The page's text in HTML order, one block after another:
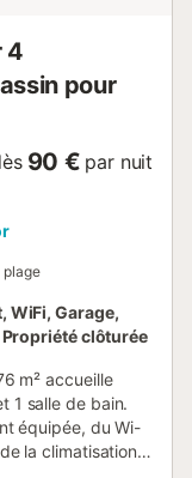
4
pour
90 € par nuit
plage
WiFi, Garage,
clôturée
m² accueille
1 salle de bain.
équipée, du Wi-
la climatisation,